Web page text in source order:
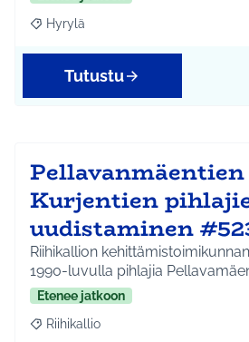
Rajaa tulokset aihepiirin mukaan:
Hyrylä
Tutustu
Kurjentien
uudistaminen
Riihikallion
1990-luvulla pihlajia
Etenee jatkoon
Rajaa tulokset aihepiirin mukaan:
Riihikallio